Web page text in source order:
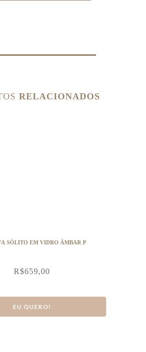
RELACIONADOS
SÓLITO EM VIDRO ÂMBAR P
R$659,00
EU QUERO!